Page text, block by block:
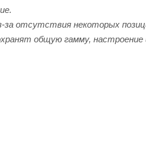
отсутствия некоторых
общую гамму, настроение